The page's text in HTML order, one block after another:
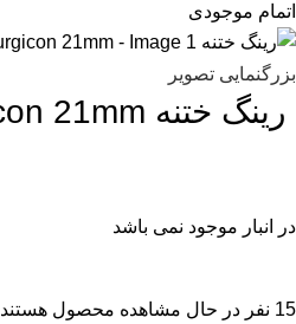
اتمام موجودی
بزرگنمایی تصویر
رینگ ختنه J-38-820 surgicon 21mm
در انبار موجود نمی باشد
15 نفر در حال مشاهده محصول هستند